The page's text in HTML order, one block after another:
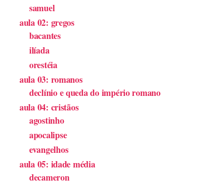
samuel
aula 02: gregos
bacantes
ilíada
orestéia
aula 03: romanos
declínio e queda do império romano
aula 04: cristãos
agostinho
apocalipse
evangelhos
aula 05: idade média
decameron